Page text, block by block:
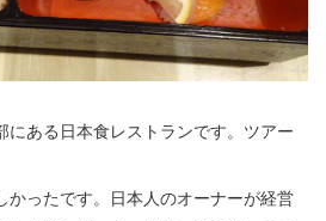
にある日本食レストランです。ツアー
かったです。日本人のオーナーが経営